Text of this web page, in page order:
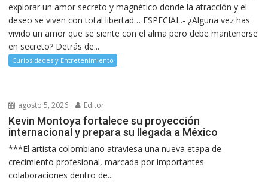
explorar un amor secreto y magnético donde la atracción y el
deseo se viven con total libertad… ESPECIAL.- ¿Alguna vez has
vivido un amor que se siente con el alma pero debe mantenerse
en secreto? Detrás de...
Curiosidades y Entretenimiento
agosto 5, 2026 Editor
Kevin Montoya fortalece su proyección
internacional y prepara su llegada a México
***El artista colombiano atraviesa una nueva etapa de
crecimiento profesional, marcada por importantes
colaboraciones dentro de...